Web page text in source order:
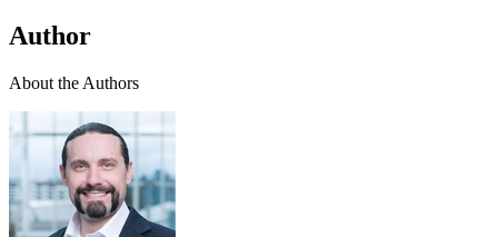
Author
About the Authors